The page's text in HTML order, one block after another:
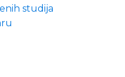
studija